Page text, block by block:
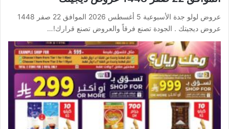
عروض لولو جدة الأسبوعية 5 أغسطس 2026 الموافق 22 صفر 1448
عروض ديجيتك . الجودة تصنع فرقاً والعروض تصنع قرارك!…